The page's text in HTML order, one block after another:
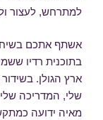
למתרחש, לעצור
אשתף אתכם
בתוכנית רדיו
ארץ הגולן. בשידור
שלי, המדריכה
מאיה ידועה